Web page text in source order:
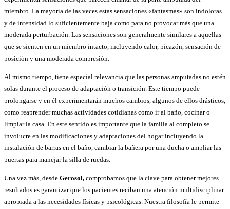
miembro. La mayoría de las veces estas sensaciones «fantasmas» son indoloras
y de intensidad lo suficientemente baja como para no provocar más que una
moderada perturbación. Las sensaciones son generalmente similares a aquellas
que se sienten en un miembro intacto, incluyendo calor, picazón, sensación de
posición y una moderada compresión.
Al mismo tiempo, tiene especial relevancia que las personas amputadas no estén
solas durante el proceso de adaptación o transición. Este tiempo puede
prolongarse y en él experimentarán muchos cambios, algunos de ellos drásticos,
como reaprender muchas actividades cotidianas como ir al baño, cocinar o
limpiar la casa. En este sentido es importante que la familia al completo se
involucre en las modificaciones y adaptaciones del hogar incluyendo la
instalación de barras en el baño, cambiar la bañera por una ducha o ampliar las
puertas para manejar la silla de ruedas.
Una vez más, desde Gerosol, comprobamos que la clave para obtener mejores
resultados es garantizar que los pacientes reciban una atención multidisciplinar
apropiada a las necesidades físicas y psicológicas. Nuestra filosofía le permite